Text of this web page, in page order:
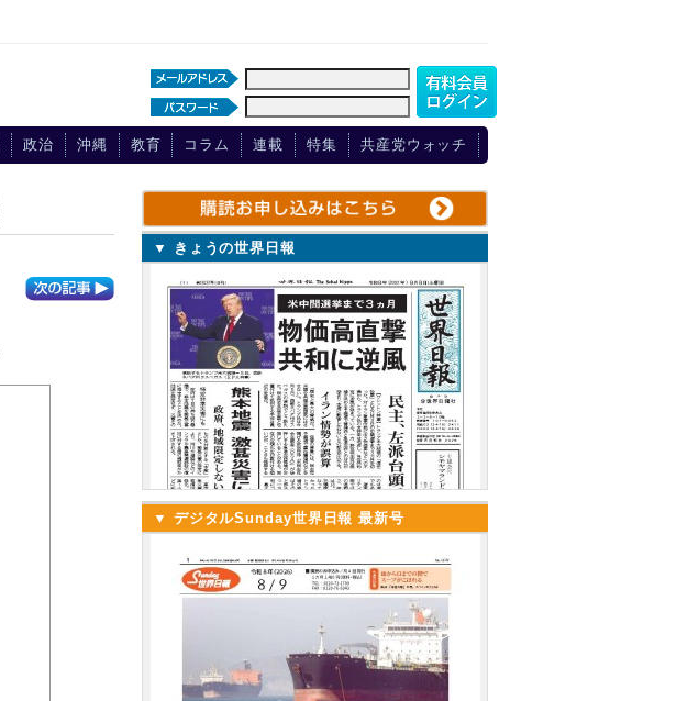
政治 沖縄 教育 コラム 連載 特集 共産党ウォッチ
▼ きょうの世界日報
▼ デジタルSunday世界日報 最新号